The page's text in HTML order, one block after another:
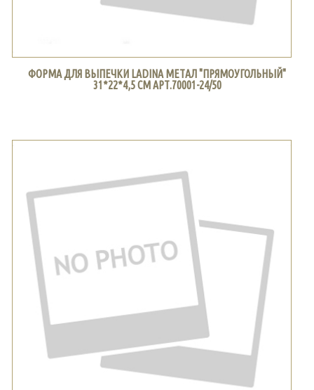
ФОРМА ДЛЯ ВЫПЕЧКИ LADINA МЕТАЛ "ПРЯМОУГОЛЬНЫЙ"
31*22*4,5 СМ АРТ.70001-24/50